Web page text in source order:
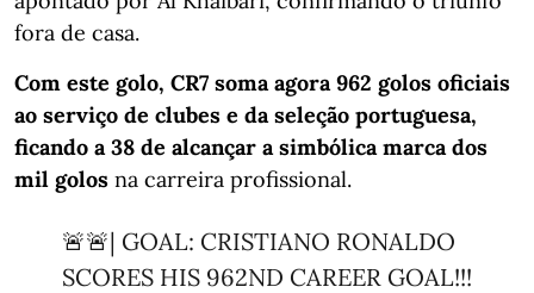
fora de casa.
Com este golo, CR7 soma agora 962 golos oficiais
ao serviço de clubes e da seleção portuguesa,
ficando a 38 de alcançar a simbólica marca dos
mil golos na carreira profissional.
🚨🚨| GOAL: CRISTIANO RONALDO
SCORES HIS 962ND CAREER GOAL!!!